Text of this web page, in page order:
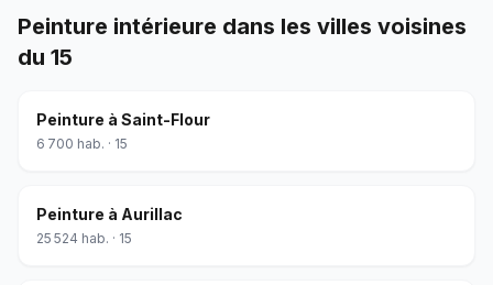
Peinture intérieure dans les villes voisines
du 15
Peinture à Saint-Flour
6 700 hab. · 15
Peinture à Aurillac
25 524 hab. · 15